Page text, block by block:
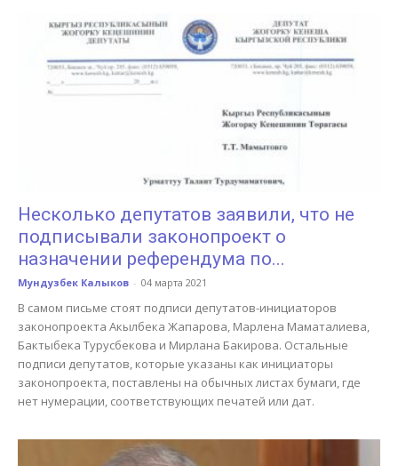
Несколько депутатов заявили, что не
подписывали законопроект о
назначении референдума по...
Мундузбек Калыков - 04 марта 2021
В самом письме стоят подписи депутатов-инициаторов
законопроекта Акылбека Жапарова, Марлена Маматалиева,
Бактыбека Турусбекова и Мирлана Бакирова. Остальные
подписи депутатов, которые указаны как инициаторы
законопроекта, поставлены на обычных листах бумаги, где
нет нумерации, соответствующих печатей или дат.